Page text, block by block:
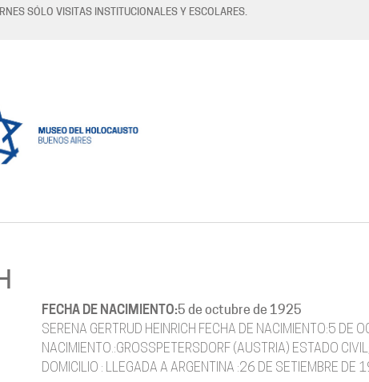
SÓLO VISITAS INSTITUCIONALES Y ESCOLARES.
FECHA DE NACIMIENTO:5 de octubre de 1925
SERENA GERTRUD HEINRICH FECHA DE NACIMIENTO:5 DE
NACIMIENTO.:GROSSPETERSDORF (AUSTRIA) ESTADO
DOMICILIO : LLEGADA A ARGENTINA :26 DE SETIEMBRE DE